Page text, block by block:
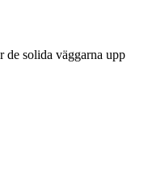
de solida väggarna upp